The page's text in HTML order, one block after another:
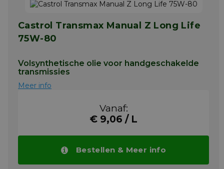
Castrol Transmax Manual Z Long Life
75W-80
Volsynthetische olie voor handgeschakelde
transmissies
Meer info
Vanaf:
€ 9,06 / L
Bestellen & Meer info